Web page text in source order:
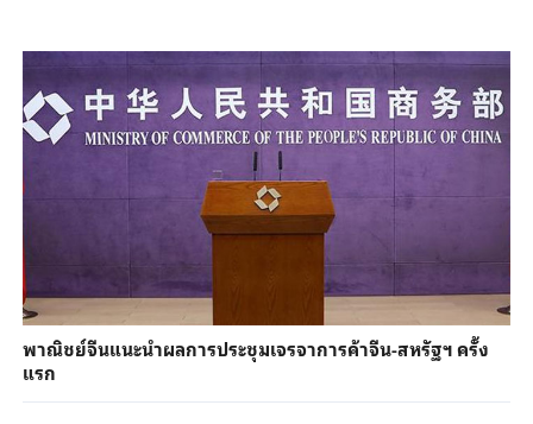
พาณิชย์จีนแนะนำผลการประชุมเจรจาการค้าจีน-สหรัฐฯ ครั้ง
แรก